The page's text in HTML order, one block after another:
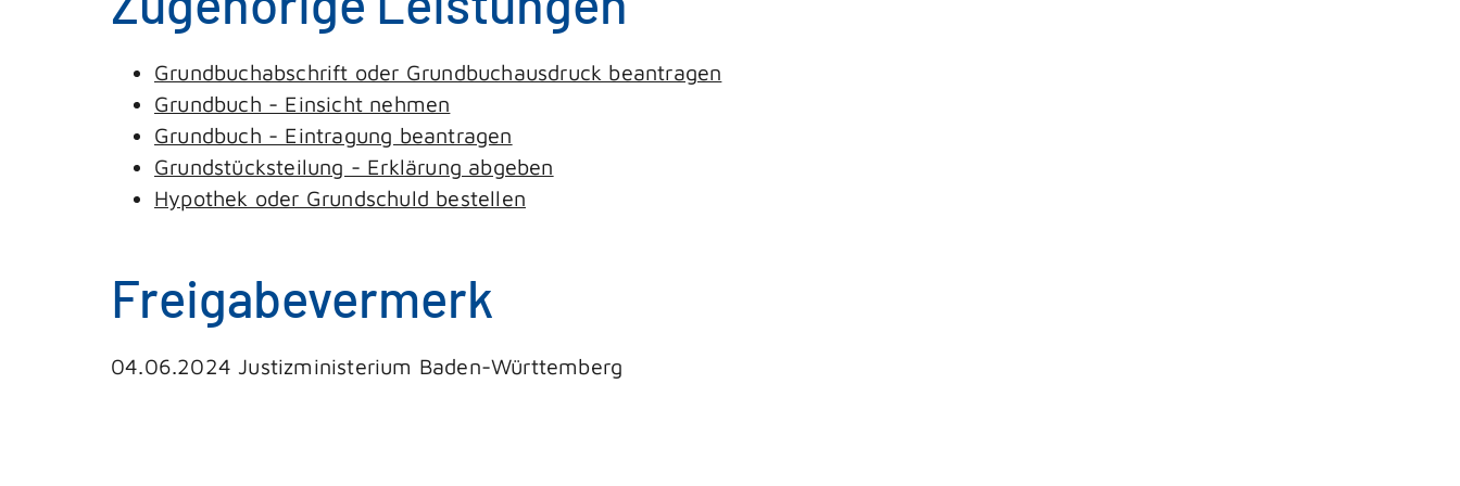
Grundbuchabschrift oder Grundbuchausdruck beantragen
Grundbuch - Einsicht nehmen
Grundbuch - Eintragung beantragen
Grundstücksteilung - Erklärung abgeben
Hypothek oder Grundschuld bestellen
Freigabevermerk
04.06.2024 Justizministerium Baden-Württemberg